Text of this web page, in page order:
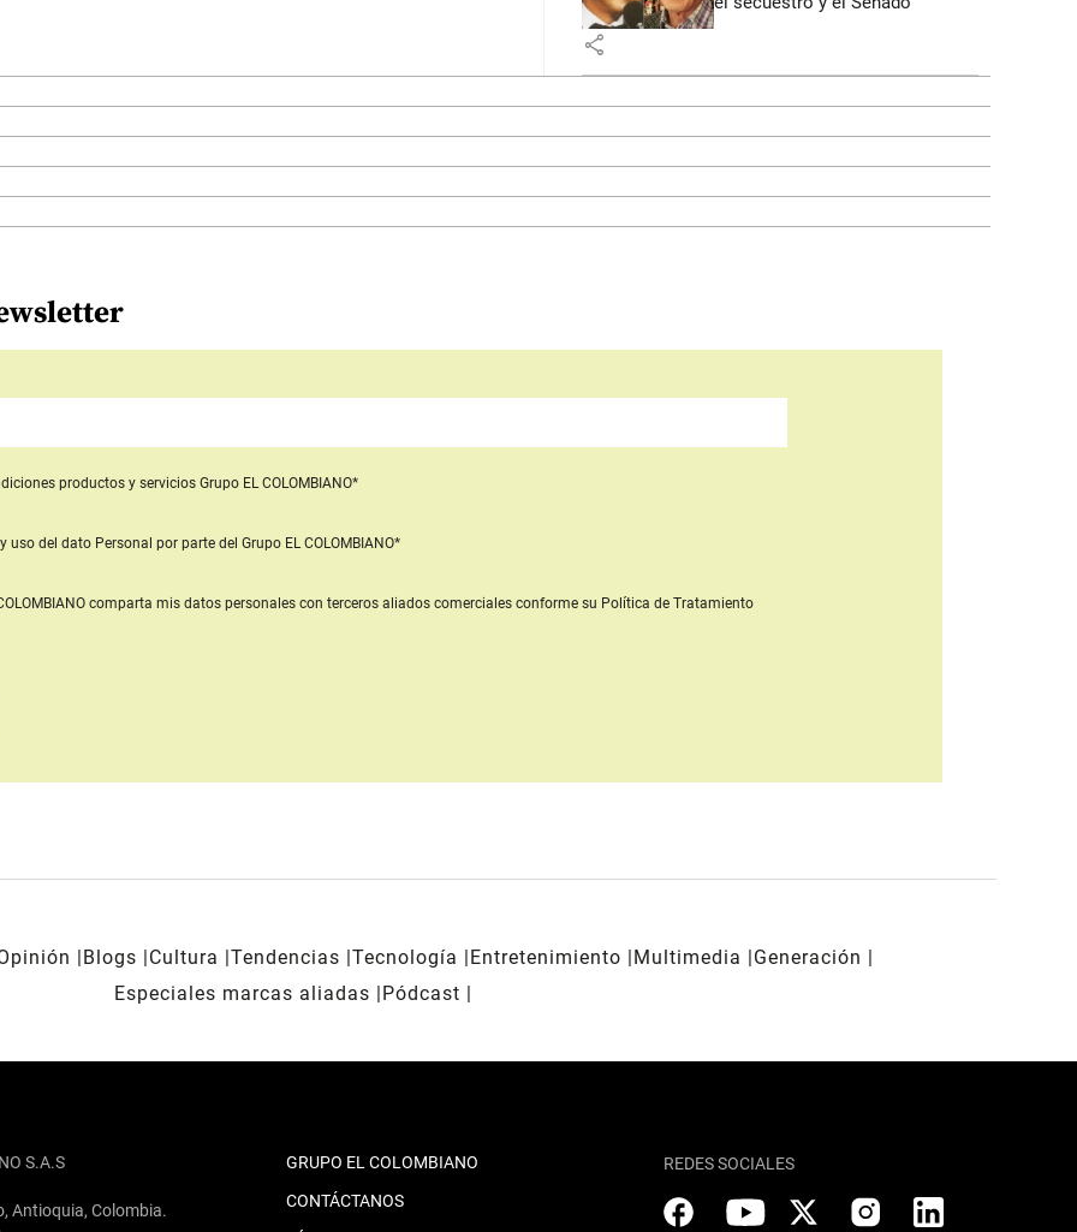
share
productos y servicios Grupo EL COLOMBIANO*
uso del dato Personal por parte del Grupo EL COLOMBIANO*
comparta mis datos personales con terceros aliados comercialesconforme su Política de Tratamiento
Blogs Cultura Tendencias Tecnología Entretenimiento Multimedia
Generación
Especiales marcas aliadas
Pódcast
S.A.S
Antioquia, Colombia.
GRUPO EL COLOMBIANO
CONTÁCTANOS
REDES SOCIALES